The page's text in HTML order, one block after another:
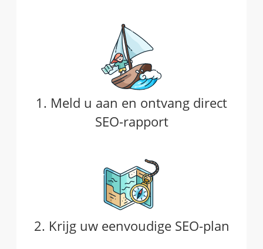
1. Meld u aan en ontvang direct
SEO-rapport
2. Krijg uw eenvoudige SEO-plan